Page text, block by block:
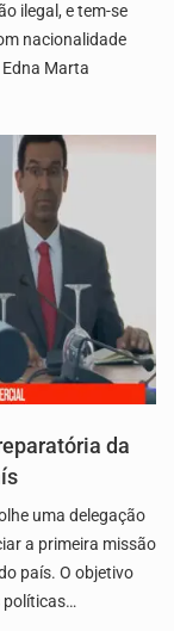
ilegal, e tem-se
nacionalidade
Marta
da
uma delegação
a primeira missão
país. O objetivo
políticas…